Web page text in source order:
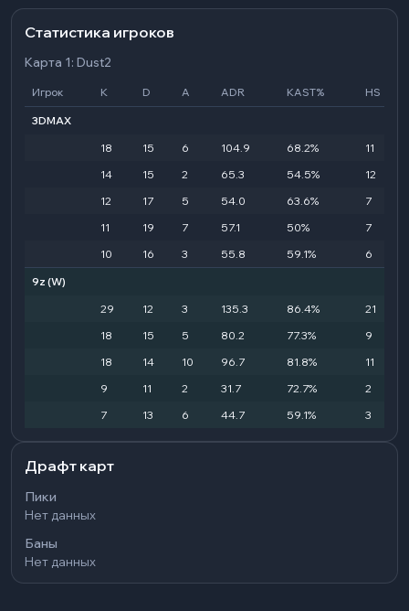
Статистика игроков
Карта 1: Dust2
Игрок K D A ADR KAST% HS
3DMAX
18
15 6 104.9 68.2%
11
14
15 2 65.3 54.5%
12
12
17 5 54.0 63.6%
7
11
19 7 57.1 50%
7
10
16 3 55.8 59.1%
6
9z (W)
29
12 3 135.3 86.4%
21
18
15 5 80.2 77.3%
9
18
14 10 96.7 81.8%
11
9
11 2 31.7 72.7%
2
7
13 6 44.7 59.1% 3
Драфт карт
Пики
Нет данных
Баны
Нет данных